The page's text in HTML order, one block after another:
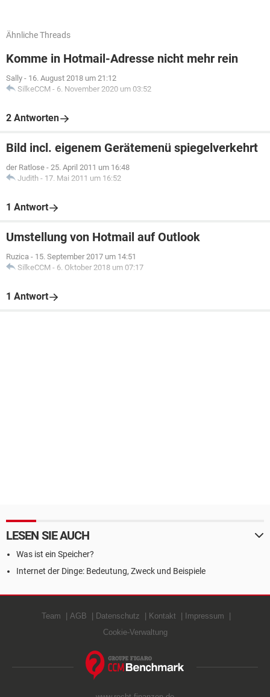
Ähnliche Threads
Komme in Hotmail-Adresse nicht mehr rein
Sally - 16. August 2018 um 21:12
SilkeCCM - 6. November 2020 um 03:52
2 Antworten
Bild incl. eigenem Gerätemenü spiegelverkehrt
der Ratlose - 25. April 2011 um 16:48
Judith - 17. Mai 2011 um 16:52
1 Antwort
Umstellung von Hotmail auf Outlook
Ruzica - 15. September 2017 um 14:51
SilkeCCM - 6. Oktober 2018 um 07:17
1 Antwort
LESEN SIE AUCH
Was ist ein Speicher?
Internet der Dinge: Bedeutung, Zweck und Beispiele
Team AGB Datenschutz Kontakt
Impressum
Cookie-Verwaltung